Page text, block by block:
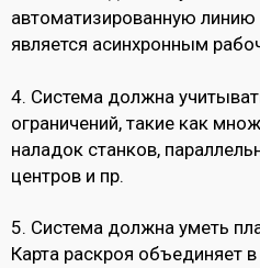
автоматизированную линию
является асинхронным
4. Система должна
ограничений, такие как
наладок станков,
центров и пр.
5. Система должна уметь
Карта раскроя объединяет